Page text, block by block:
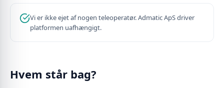
Vi er ikke ejet af nogen teleoperatør. Admatic ApS driver
platformen uafhængigt.
Hvem står bag?